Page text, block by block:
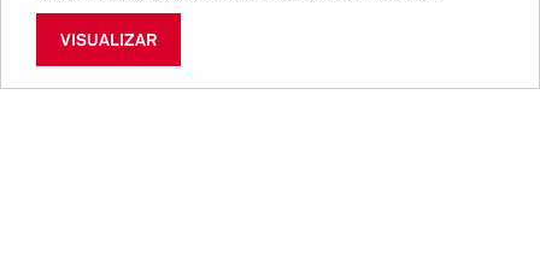
VISUALIZAR